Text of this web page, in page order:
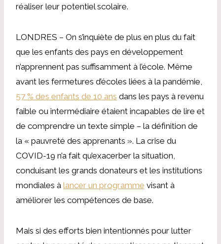
réaliser leur potentiel scolaire.
LONDRES – On s’inquiète de plus en plus du fait
que les enfants des pays en développement
n’apprennent pas suffisamment à l’école. Même
avant les fermetures d’écoles liées à la pandémie,
57 % des enfants de 10 ans dans les pays à revenu
faible ou intermédiaire étaient incapables de lire et
de comprendre un texte simple – la définition de
la « pauvreté des apprenants ». La crise du
COVID-19 n’a fait qu’exacerber la situation,
conduisant les grands donateurs et les institutions
mondiales à lancer un programme visant à
améliorer les compétences de base.
Mais si des efforts bien intentionnés pour lutter